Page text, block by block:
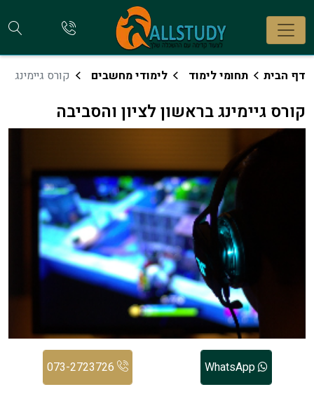
להתקשר
דף הבית תחומי לימוד לימודי מחשבים קורס גיימינג
קורס גיימינג בראשון לציון והסביבה
WhatsApp